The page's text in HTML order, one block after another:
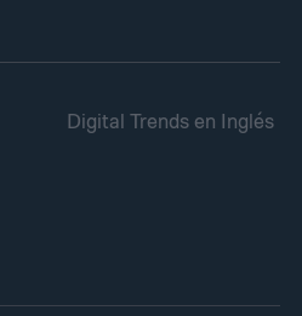
Digital Trends en Inglés